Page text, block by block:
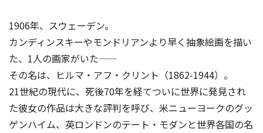
1906年、スウェーデン。
カンディンスキーやモンドリアンより早く抽象絵画を描い
た、1人の画家がいた――
その名は、ヒルマ・アフ・クリント（1862-1944）。
21世紀の現代に、死後70年を経てついに世界に発見され
た彼女の作品は大きな評判を呼び、米ニューヨークのグッ
ゲンハイム、英ロンドンのテート・モダンと世界各国の名